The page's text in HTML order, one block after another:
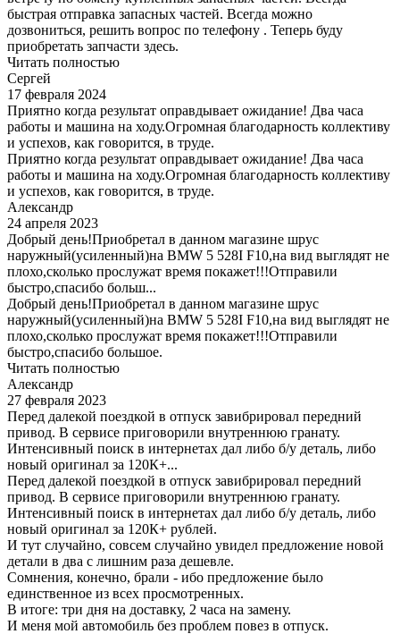
быстрая отправка запасных частей. Всегда можно
дозвониться, решить вопрос по телефону . Теперь буду
приобретать запчасти здесь.
Читать полностью
Сергей
17 февраля 2024
Приятно когда результат оправдывает ожидание! Два часа
работы и машина на ходу.Огромная благодарность коллективу
и успехов, как говорится, в труде.
Приятно когда результат оправдывает ожидание! Два часа
работы и машина на ходу.Огромная благодарность коллективу
и успехов, как говорится, в труде.
Александр
24 апреля 2023
Добрый день!Приобретал в данном магазине шрус
наружный(усиленный)на BMW 5 528I F10,на вид выглядят не
плохо,сколько прослужат время покажет!!!Отправили
быстро,спасибо больш...
Добрый день!Приобретал в данном магазине шрус
наружный(усиленный)на BMW 5 528I F10,на вид выглядят не
плохо,сколько прослужат время покажет!!!Отправили
быстро,спасибо большое.
Читать полностью
Александр
27 февраля 2023
Перед далекой поездкой в отпуск завибрировал передний
привод. В сервисе приговорили внутреннюю гранату.
Интенсивный поиск в интернетах дал либо б/у деталь, либо
новый оригинал за 120К+...
Перед далекой поездкой в отпуск завибрировал передний
привод. В сервисе приговорили внутреннюю гранату.
Интенсивный поиск в интернетах дал либо б/у деталь, либо
новый оригинал за 120К+ рублей.
И тут случайно, совсем случайно увидел предложение новой
детали в два с лишним раза дешевле.
Сомнения, конечно, брали - ибо предложение было
единственное из всех просмотренных.
В итоге: три дня на доставку, 2 часа на замену.
И меня мой автомобиль без проблем повез в отпуск.